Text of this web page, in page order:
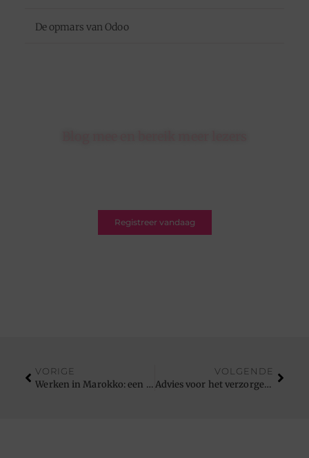
De opmars van Odoo
Registreer vandaag
VORIGE
Werken in Marokko: een boost voor je professionele ontwikkeling
VOLGENDE
Advies voor het verzorgen van olijfbomen